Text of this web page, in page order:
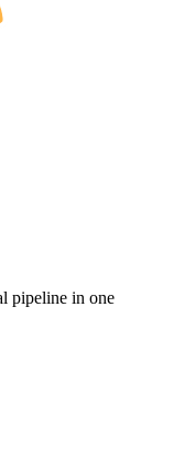
pipeline in one